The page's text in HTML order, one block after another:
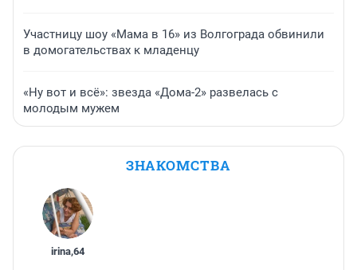
Участницу шоу «Мама в 16» из Волгограда обвинили
в домогательствах к младенцу
«Ну вот и всё»: звезда «Дома-2» развелась с
молодым мужем
ЗНАКОМСТВА
irina,64